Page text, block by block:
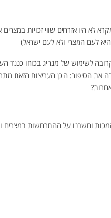
לא היו אזרחים שווי זכויות
לעם המצרי ולא לעם ישראל)
לשימוש של מנהיג בכוחו כנגד
את הסיפור: היכן העריצות הזאת
וחשבנו על ההתרחשות במצרים